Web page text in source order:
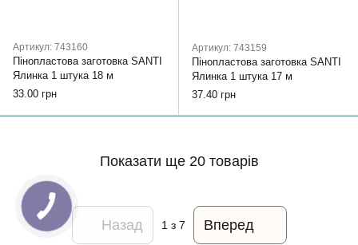
Артикул: 743160
Пінопластова заготовка SANTI
Ялинка 1 штука 18 м
33.00 грн
Артикул: 743159
Пінопластова заготовка SANTI
Ялинка 1 штука 17 м
37.40 грн
Показати ще 20 товарів
Назад 1з 7 Вперед